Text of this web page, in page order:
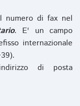
di fax nel
. E' un campo
internazionale
di posta